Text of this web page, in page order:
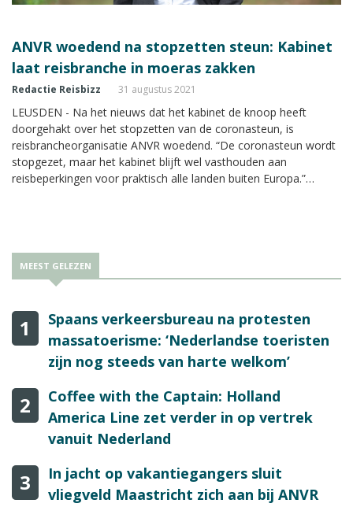
ANVR woedend na stopzetten steun: Kabinet
laat reisbranche in moeras zakken
Redactie Reisbizz 31 augustus 2021
LEUSDEN - Na het nieuws dat het kabinet de knoop heeft
doorgehakt over het stopzetten van de coronasteun, is
reisbrancheorganisatie ANVR woedend. “De coronasteun wordt
stopgezet, maar het kabinet blijft wel vasthouden aan
reisbeperkingen voor praktisch alle landen buiten Europa.”
MEEST GELEZEN
1
Spaans verkeersbureau na protesten
massatoerisme: ‘Nederlandse toeristen
zijn nog steeds van harte welkom’
2
Coffee with the Captain: Holland
America Line zet verder in op vertrek
vanuit Nederland
3
In jacht op vakantiegangers sluit
vliegveld Maastricht zich aan bij ANVR